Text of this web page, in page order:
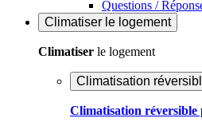
Questions /
Climatiser le logement
Climatiser le logement
Climatisation
Climatisation réversible